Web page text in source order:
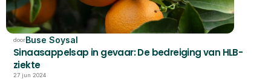
doorBuse Soysal
Sinaasappelsap in gevaar: De bedreiging van HLB-
ziekte
27 jun 2024